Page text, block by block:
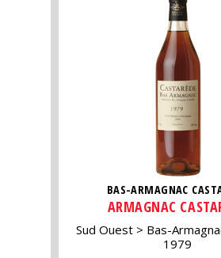
BAS-ARMAGNAC
ARMAGNAC
Sud Ouest Bas-
1979